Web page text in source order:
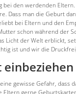
den werdenden
Dass man die Geburt
bei Eltern und den
schon während der
Licht der Welt
ist und wir die
gewisse Gefahr,
gerne